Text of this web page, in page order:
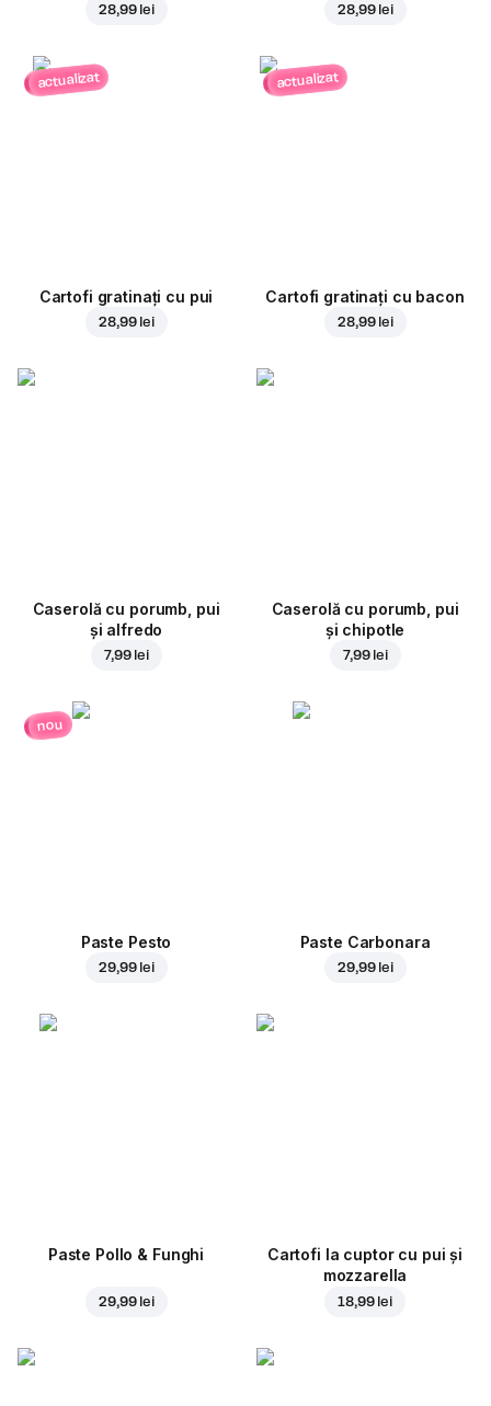
28,99 lei 28,99 lei
actualizat
Cartofi gratinați cu pui
28,99 lei
actualizat
Cartofi gratinați cu bacon
28,99 lei
Caserolă cu porumb, pui
și alfredo
7,99 lei
Caserolă cu porumb, pui
și chipotle
7,99 lei
nou
Paste Pesto
29,99 lei
Paste Carbonara
29,99 lei
Paste Pollo & Funghi
29,99 lei
Cartofi la cuptor cu pui și
mozzarella
18,99 lei